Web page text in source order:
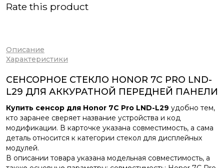
Rate this product
Описание
Характеристики
СЕНСОРНОЕ СТЕКЛО HONOR 7C PRO LND-
L29 ДЛЯ АККУРАТНОЙ ПЕРЕДНЕЙ ПАНЕЛИ
Купить сенсор для Honor 7C Pro LND-L29 удобно тем,
кто заранее сверяет название устройства и код
модификации. В карточке указана совместимость, а сама
деталь относится к категории стекол для дисплейных
модулей.
В описании товара указана модельная совместимость, а